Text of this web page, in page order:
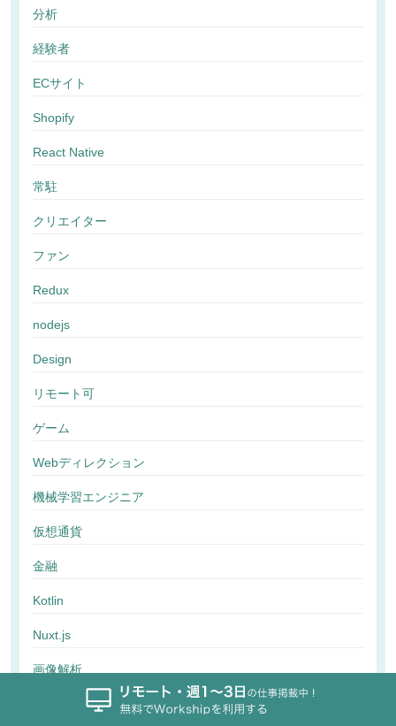
分析
経験者
ECサイト
Shopify
React Native
常駐
クリエイター
ファン
Redux
nodejs
Design
リモート可
ゲーム
Webディレクション
機械学習エンジニア
仮想通貨
金融
Kotlin
Nuxt.js
画像解析